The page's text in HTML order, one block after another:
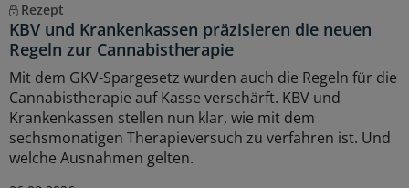
Rezept
KBV und Krankenkassen präzisieren die neuen
Regeln zur Cannabistherapie
Mit dem GKV-Spargesetz wurden auch die Regeln für die
Cannabistherapie auf Kasse verschärft. KBV und
Krankenkassen stellen nun klar, wie mit dem
sechsmonatigen Therapieversuch zu verfahren ist. Und
welche Ausnahmen gelten.